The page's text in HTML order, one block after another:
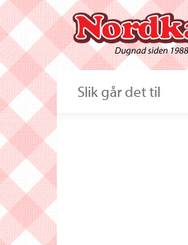
Slik går det til